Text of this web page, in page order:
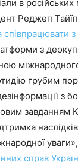
в російських
Реджеп
з
грубим
з
завданням
справ